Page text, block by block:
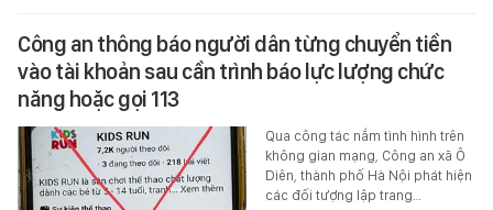
Công an thông báo người dân từng chuyển tiền
vào tài khoản sau cần trình báo lực lượng chức
năng hoặc gọi 113
Qua công tác nắm tình hình trên
không gian mạng, Công an xã Ô
Diên, thành phố Hà Nội phát hiện
các đối tượng lập trang…